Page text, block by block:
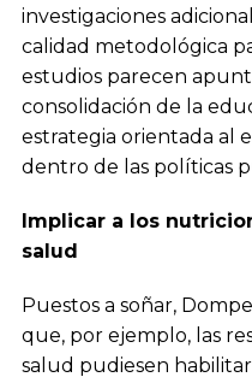
investigaciones
calidad metodológica
estudios parecen
consolidación de la
estrategia orientada al
dentro de las políticas
Implicar a los
salud
Puestos a soñar,
que, por ejemplo, las
salud pudiesen